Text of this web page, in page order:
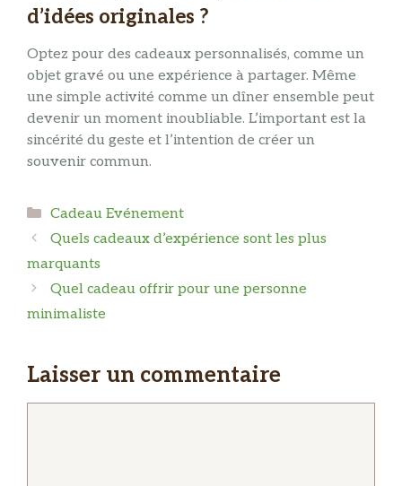
d’idées originales ?
Optez pour des cadeaux personnalisés, comme un
objet gravé ou une expérience à partager. Même
une simple activité comme un dîner ensemble peut
devenir un moment inoubliable. L’important est la
sincérité du geste et l’intention de créer un
souvenir commun.
Catégories
Cadeau Evénement
Quels cadeaux d’expérience sont les plus
marquants
Quel cadeau offrir pour une personne
minimaliste
Laisser un commentaire